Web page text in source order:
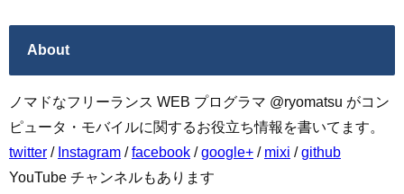
About
ノマドなフリーランス WEB プログラマ @ryomatsu がコン
ピュータ・モバイルに関するお役立ち情報を書いてます。
twitter / Instagram /facebook /google+ / mixi /github
YouTube チャンネルもあります